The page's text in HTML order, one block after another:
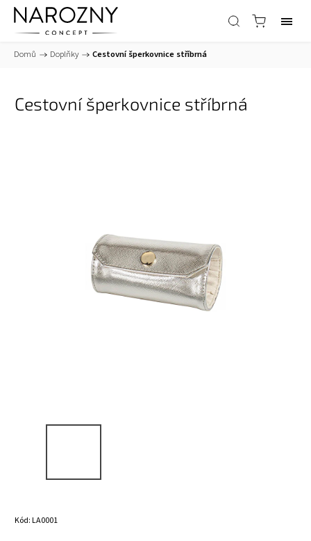
Domů / Doplňky / Cestovní šperkovnice stříbrná
Cestovní šperkovnice stříbrná
Kód:LA0001